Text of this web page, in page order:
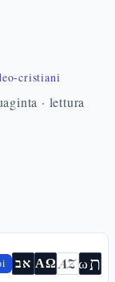
cristiani
· lettura
אב ΑΩ AZωת